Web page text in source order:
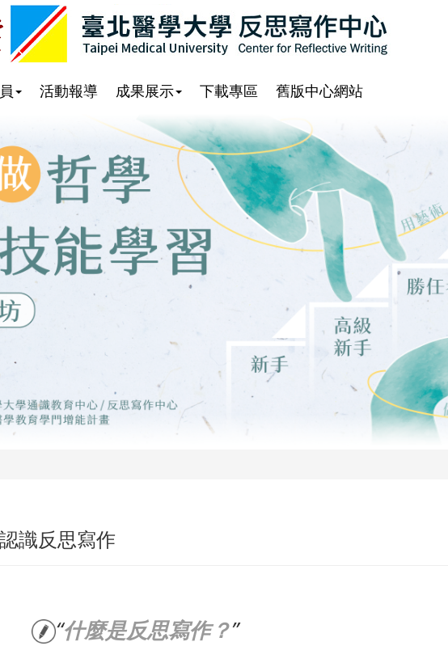
活動報導 成果展示 下載專區 舊版中心網站
認識反思寫作
什麼是反思寫作？